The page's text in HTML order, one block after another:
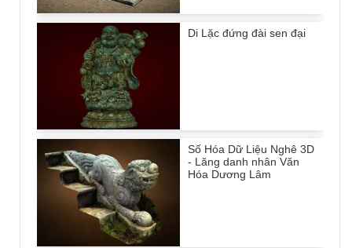
Di Lặc đứng đài sen đại
Số Hóa Dữ Liệu Nghê 3D
- Lăng danh nhân Văn
Hóa Dương Lâm